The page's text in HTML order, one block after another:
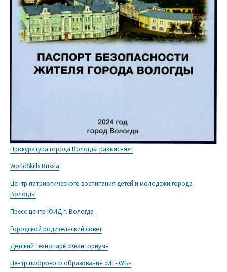
Прокуратура города Вологды разъясняет
WorldSkills Russia
Центр патриотического воспитания детей и молодежи города
Вологды
Пресс-центр ЮИД г. Вологда
Городской родительский совет
Детский технопарк «Кванториум»
Центр цифрового образования «ИТ-КУБ»